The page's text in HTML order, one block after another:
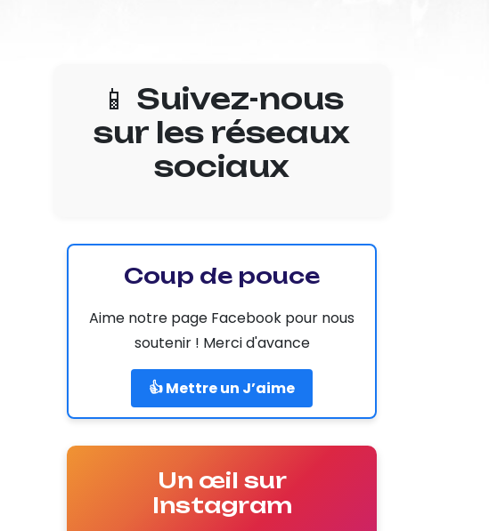
📱 Suivez-nous
sur les réseaux
sociaux
Coup de pouce
Aime notre page Facebook pour nous
soutenir ! Merci d'avance
👍 Mettre un J’aime
Un œil sur
Instagram